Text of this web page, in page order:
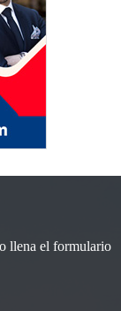
llena el formulario